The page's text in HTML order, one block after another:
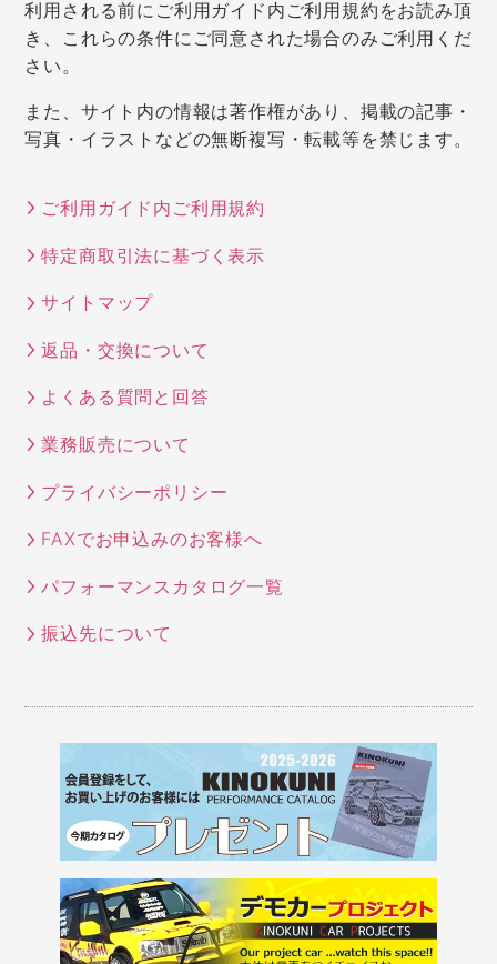
利用される前にご利用ガイド内ご利用規約をお読み頂
き、これらの条件にご同意された場合のみご利用くだ
さい。
また、サイト内の情報は著作権があり、掲載の記事・
写真・イラストなどの無断複写・転載等を禁じます。
ご利用ガイド内ご利用規約
特定商取引法に基づく表示
サイトマップ
返品・交換について
よくある質問と回答
業務販売について
プライバシーポリシー
FAXでお申込みのお客様へ
パフォーマンスカタログ一覧
振込先について